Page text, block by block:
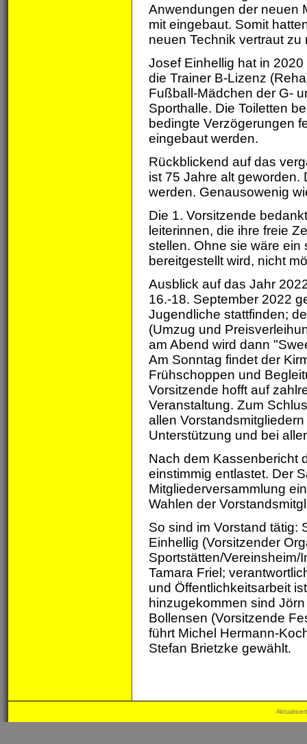
Anwendungen der neuen
mit eingebaut. Somit
neuen Technik vertraut zu
Josef Einhellig hat in
die Trainer B-Lizenz
Fußball-Mädchen der G-
Sporthalle. Die Toiletten
bedingte Verzögerungen
eingebaut werden.
Rückblickend auf das
ist 75 Jahre alt geworden.
werden. Genausowenig
Die 1. Vorsitzende
leiterinnen, die ihre freie
stellen. Ohne sie wäre
bereitgestellt wird, nicht
Ausblick auf das Jahr
16.-18. September 2022
Jugendliche stattfinden;
(Umzug und
am Abend wird dann
Am Sonntag findet der
Frühschoppen und
Vorsitzende hofft auf
Veranstaltung. Zum
allen
Unterstützung und bei
Nach dem Kassenbericht
einstimmig entlastet. Der
Mitgliederversammlung
Wahlen der
So sind im Vorstand tätig:
Einhellig (Vorsitzender
Sportstätten/Vereinsheim/
Tamara Friel;
und Öffentlichkeitsarbeit
hinzugekommen sind
Bollensen (Vorsitzende
führt Michel Hermann-
Stefan Brietzke gewählt.